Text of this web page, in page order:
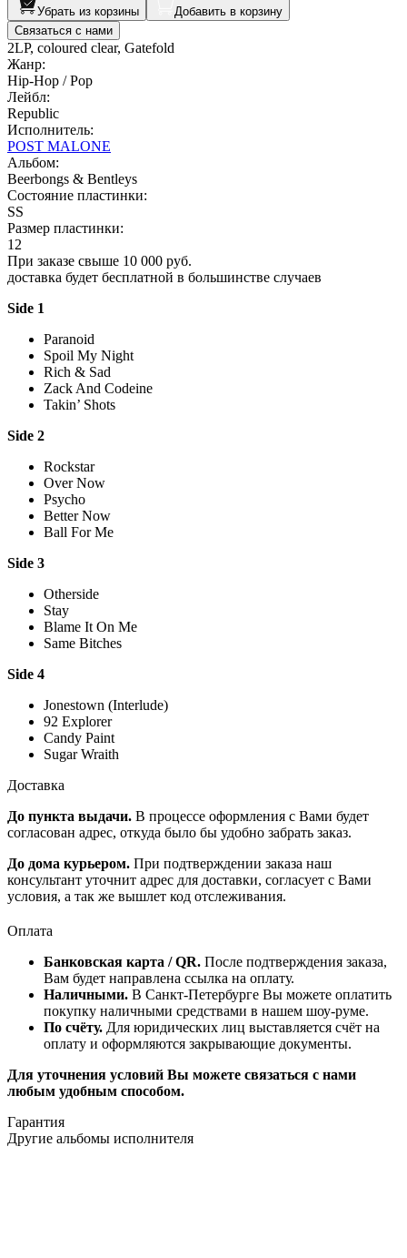
Убрать из корзины
Добавить в корзину
Связаться с нами
2LP, coloured clear, Gatefold
Жанр:
Hip-Hop / Pop
Лейбл:
Republic
Исполнитель:
POST MALONE
Альбом:
Beerbongs & Bentleys
Состояние пластинки:
SS
Размер пластинки:
12
При заказе свыше 10 000 руб.
доставка будет бесплатной в большинстве случаев
Side 1
Paranoid
Spoil My Night
Rich & Sad
Zack And Codeine
Takin’ Shots
Side 2
Rockstar
Over Now
Psycho
Better Now
Ball For Me
Side 3
Otherside
Stay
Blame It On Me
Same Bitches
Side 4
Jonestown (Interlude)
92 Explorer
Candy Paint
Sugar Wraith
Доставка
До пункта выдачи. В процессе оформления с Вами будет
согласован адрес, откуда было бы удобно забрать заказ.
До дома курьером. При подтверждении заказа наш
консультант уточнит адрес для доставки, согласует с Вами
условия, а так же вышлет код отслеживания.
Оплата
Банковская карта / QR. После подтверждения заказа,
Вам будет направлена ссылка на оплату.
Наличными. В Санкт-Петербурге Вы можете оплатить
покупку наличными средствами в нашем шоу-руме.
По счёту. Для юридических лиц выставляется счёт на
оплату и оформляются закрывающие документы.
Для уточнения условий Вы можете связаться с нами
любым удобным способом.
Гарантия
Другие альбомы исполнителя